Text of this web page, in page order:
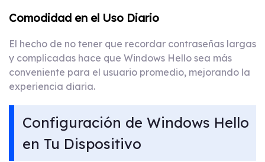
Comodidad en el Uso Diario
El hecho de no tener que recordar contraseñas largas
y complicadas hace que Windows Hello sea más
conveniente para el usuario promedio, mejorando la
experiencia diaria.
Configuración de Windows Hello
en Tu Dispositivo